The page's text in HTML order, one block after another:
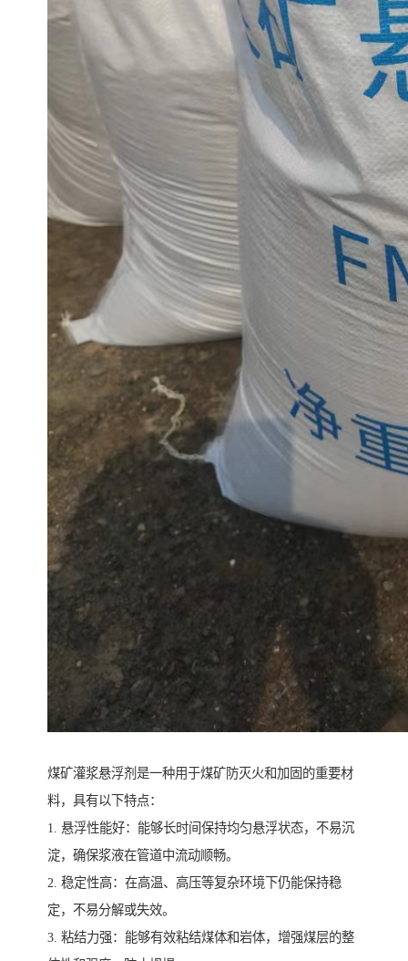
煤矿灌浆悬浮剂是一种用于煤矿防灭火和加固的重要材
料，具有以下特点：
1. 悬浮性能好：能够长时间保持均匀悬浮状态，不易沉
淀，确保浆液在管道中流动顺畅。
2. 稳定性高：在高温、高压等复杂环境下仍能保持稳
定，不易分解或失效。
3. 粘结力强：能够有效粘结煤体和岩体，增强煤层的整